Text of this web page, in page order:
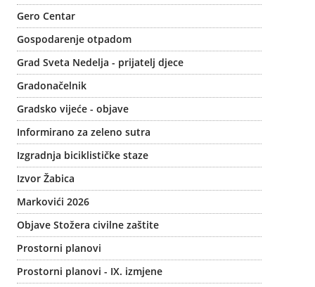
Gero Centar
Gospodarenje otpadom
Grad Sveta Nedelja - prijatelj djece
Gradonačelnik
Gradsko vijeće - objave
Informirano za zeleno sutra
Izgradnja biciklističke staze
Izvor Žabica
Markovići 2026
Objave Stožera civilne zaštite
Prostorni planovi
Prostorni planovi - IX. izmjene